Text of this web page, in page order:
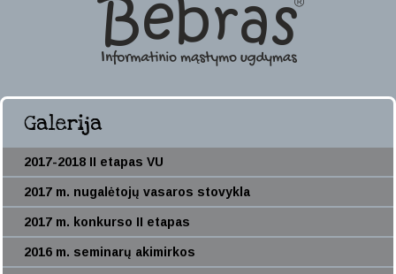
Galerija
2017-2018 II etapas VU
2017 m. nugalėtojų vasaros stovykla
2017 m. konkurso II etapas
2016 m. seminarų akimirkos